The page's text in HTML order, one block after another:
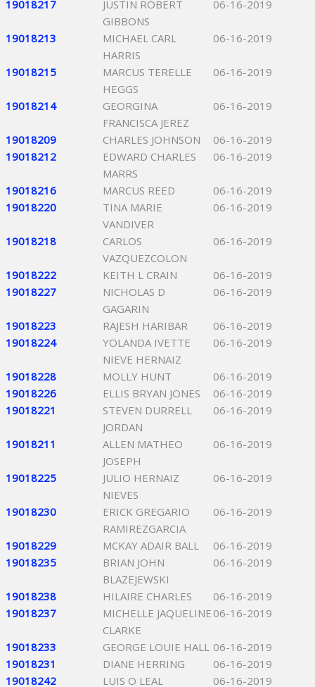
19018217
JUSTIN ROBERT
GIBBONS
06-16-2019
19018213
MICHAEL CARL
HARRIS
06-16-2019
19018215
MARCUS TERELLE
HEGGS
06-16-2019
19018214
GEORGINA
FRANCISCA JEREZ
06-16-2019
19018209 CHARLES JOHNSON
06-16-2019
19018212
EDWARD CHARLES
MARRS
06-16-2019
19018216 MARCUS REED
06-16-2019
19018220
TINA MARIE
VANDIVER
06-16-2019
19018218
CARLOS
VAZQUEZCOLON
06-16-2019
19018222 KEITH L CRAIN
06-16-2019
19018227
NICHOLAS D
GAGARIN
06-16-2019
19018223 RAJESH HARIBAR
06-16-2019
19018224
YOLANDA IVETTE
NIEVE HERNAIZ
06-16-2019
19018228 MOLLY HUNT
06-16-2019
19018226
ELLIS BRYAN JONES
06-16-2019
19018221
STEVEN DURRELL
JORDAN
06-16-2019
19018211
ALLEN MATHEO
JOSEPH
06-16-2019
19018225
JULIO HERNAIZ
NIEVES
06-16-2019
19018230
ERICK GREGARIO
RAMIREZGARCIA
06-16-2019
19018229 MCKAY ADAIR BALL
06-16-2019
19018235
BRIAN JOHN
BLAZEJEWSKI
06-16-2019
19018238 HILAIRE CHARLES
06-16-2019
19018237
MICHELLE JAQUELINE
CLARKE
06-16-2019
19018233 GEORGE LOUIE HALL 06-16-2019
19018231
DIANE HERRING
06-16-2019
19018242
LUIS O LEAL
06-16-2019